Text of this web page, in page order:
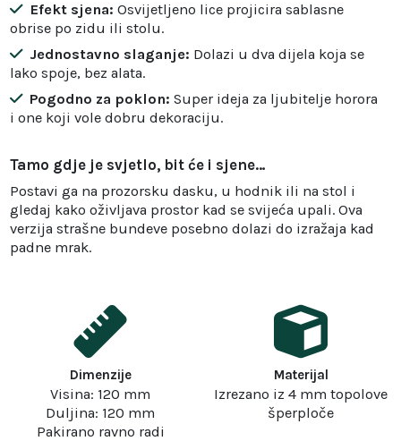
Efekt sjena: Osvijetljeno lice projicira sablasne
obrise po zidu ili stolu.
Jednostavno slaganje: Dolazi u dva dijela koja se
lako spoje, bez alata.
Pogodno za poklon: Super ideja za ljubitelje horora
i one koji vole dobru dekoraciju.
Tamo gdje je svjetlo, bit će i sjene…
Postavi ga na prozorsku dasku, u hodnik ili na stol i
gledaj kako oživljava prostor kad se svijeća upali. Ova
verzija strašne bundeve posebno dolazi do izražaja kad
padne mrak.
Dimenzije
Visina: 120 mm
Duljina: 120 mm
Pakirano ravno radi
Materijal
Izrezano iz 4 mm topolove
šperploče